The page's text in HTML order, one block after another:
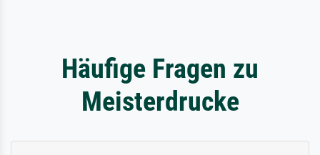
Häufige Fragen zu
Meisterdrucke